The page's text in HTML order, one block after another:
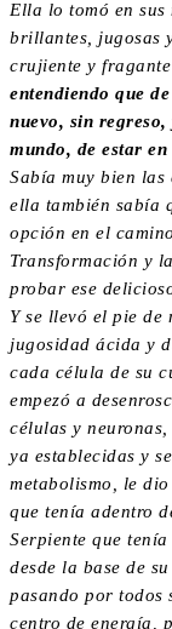
Ella lo tomó en sus
brillantes, jugosas
crujiente y
entendiendo que
nuevo, sin regreso,
mundo, de estar
Sabía muy bien las
ella también sabía
opción en el
Transformación y
probar ese
Y se llevó el pie de
jugosidad ácida y
cada célula de su
empezó a
células y
ya establecidas y
metabolismo, le
que tenía adentro
Serpiente que
desde la base de
pasando por todos
centro de energía,